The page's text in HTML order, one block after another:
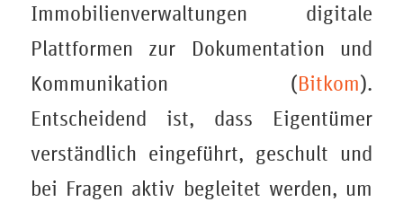
Immobilienverwaltungen digitale
Plattformen zur Dokumentation und
Kommunikation (Bitkom).
Entscheidend ist, dass Eigentümer
verständlich eingeführt, geschult und
bei Fragen aktiv begleitet werden, um